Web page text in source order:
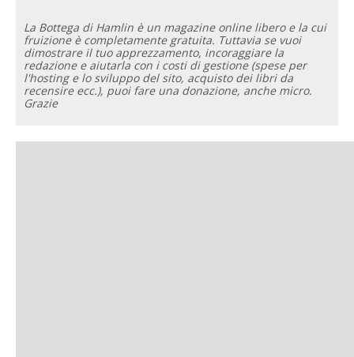
La Bottega di Hamlin è un magazine online libero e la cui
fruizione è completamente gratuita. Tuttavia se vuoi
dimostrare il tuo apprezzamento, incoraggiare la
redazione e aiutarla con i costi di gestione (spese per
l'hosting e lo sviluppo del sito, acquisto dei libri da
recensire ecc.), puoi fare una donazione, anche micro.
Grazie